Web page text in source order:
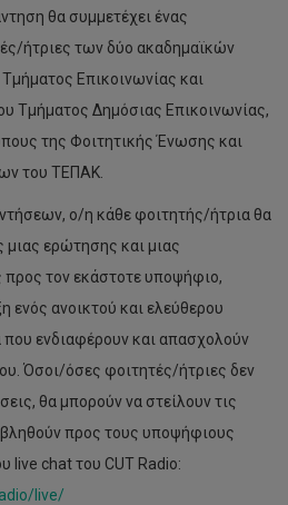
θα συμμετέχει ένας
ήτριες των δύο ακαδημαϊκών
Επικοινωνίας και
Τμήματος Δημόσιας Επικοινωνίας,
της Φοιτητικής Ένωσης και
του ΤΕΠΑΚ.
ο/η κάθε φοιτητής/ήτρια θα
μιας ερώτησης και μιας
προς τον εκάστοτε υποψήφιο,
ενός ανοικτού και ελεύθερου
ενδιαφέρουν και απασχολούν
Όσοι/όσες φοιτητές/ήτριες δεν
θα μπορούν να στείλουν τις
προς τους υποψήφιους
live chat του CUT Radio:
live/